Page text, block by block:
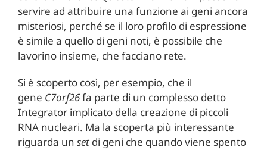
servire ad attribuire una funzione ai geni ancora
misteriosi, perché se il loro profilo di espressione
è simile a quello di geni noti, è possibile che
lavorino insieme, che facciano rete.
Si è scoperto così, per esempio, che il
gene C7orf26fa parte di un complesso detto
Integrator implicato della creazione di piccoli
RNA nucleari. Ma la scoperta più interessante
riguarda un setdi geni che quando viene spento